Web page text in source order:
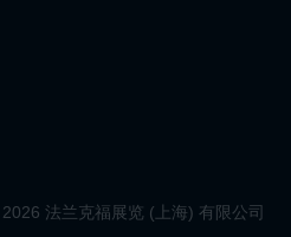
法兰克福展览 (上海) 有限公司